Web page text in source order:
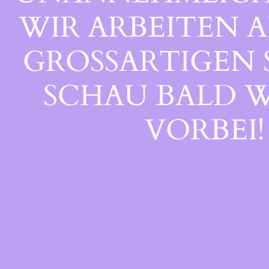
WIR ARBEITEN
GROSSARTIGEN
CHAU BALD
ORBEI!